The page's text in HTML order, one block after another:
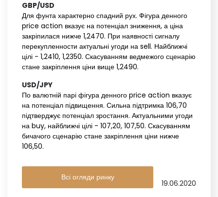
GBP/USD‌ ‌
Для фунта характерно спадний рух. Фігура денного
price action вказує на потенціал зниження, а ціна
закріпилася нижче 1,2470. При наявності сигналу
перекупленности актуальні угоди на sell. Найближчі
цілі - 1,2410, 1,2350. Скасуванням ведмежого сценарію
стане закріплення ціни вище 1,2490.
USD/JPY‌ ‌
По валютній парі фігура денного price action вказує
на потенціал підвищення. Сильна підтримка 106,70
підтверджує потенціал зростання. Актуальними угоди
на buy, найближчі цілі - 107,20, 107,50. Скасуванням
бичачого сценарію стане закріплення ціни нижче
106,50.
Всі огляди ринку
19.06.2020